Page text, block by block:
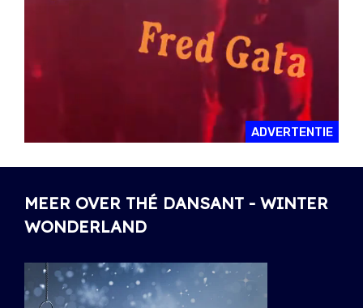
ADVERTENTIE
MEER OVER THÉ DANSANT - WINTER
WONDERLAND